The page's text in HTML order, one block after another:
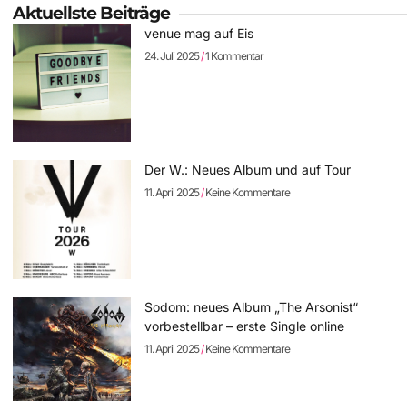
Aktuellste Beiträge
venue mag auf Eis
24. Juli 2025 1 Kommentar
Der W.: Neues Album und auf Tour
11. April 2025 Keine Kommentare
Sodom: neues Album „The Arsonist“
vorbestellbar – erste Single online
11. April 2025 Keine Kommentare